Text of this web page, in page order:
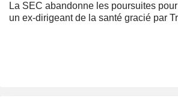
La SEC abandonne les poursuites
un ex-dirigeant de la santé gracié par